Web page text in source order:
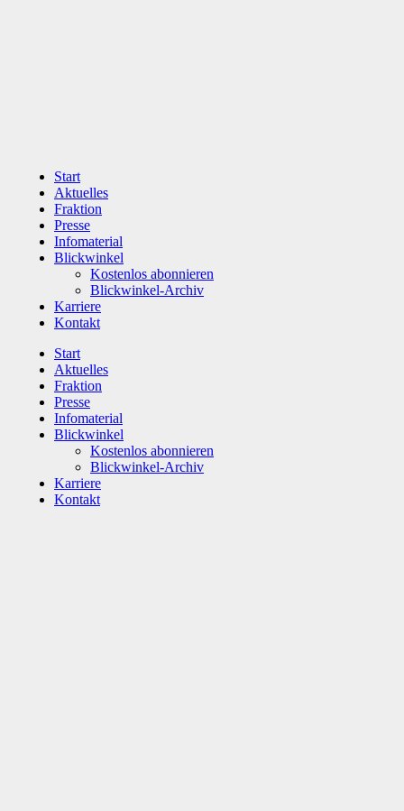
Start
Aktuelles
Fraktion
Presse
Infomaterial
Blickwinkel
Kostenlos abonnieren
Blickwinkel-Archiv
Karriere
Kontakt
Start
Aktuelles
Fraktion
Presse
Infomaterial
Blickwinkel
Kostenlos abonnieren
Blickwinkel-Archiv
Karriere
Kontakt